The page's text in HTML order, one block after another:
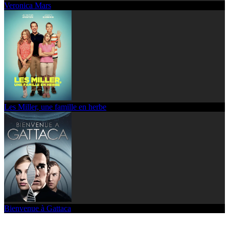
Veronica Mars
Les Miller, une famille en herbe
Bienvenue à Gattaca